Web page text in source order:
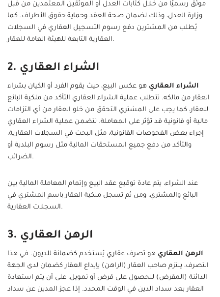
موثق رسميًا من خلال كتابات العدل أو الموثقين المعتمدين من قبل
وزارة العدل، وذلك لضمان صحة العقد وحماية حقوق الأطراف. كما
يُطلب من المشترين دفع رسوم التسجيل العقاري في السجلات
العقارية التابعة للهيئة العامة للعقار.
2. الشراء العقاري
الشراء العقاري هو عكس البيع، حيث يقوم الفرد أو الكيان بشراء
العقار من مالكه. تتطلب عملية الشراء العقاري التأكد من ملكية البائع
للعقار، كما يجب على المشتري التحقق من خلو العقار من أي التزامات
مالية أو قانونية قد تؤثر على المعاملة. تتضمن عملية الشراء العقاري
إجراء بعض الفحوصات القانونية، مثل البحث في السجلات العقارية،
والتأكد من دفع جميع المستحقات المالية مثل رسوم البلدية أو
الضرائب.
عند الشراء، يتم عادة توقيع عقد البيع وإتمام المعاملة المالية بين
البائع والمشتري، ومن ثم تسجل ملكية العقار باسم المشتري في
السجلات العقارية.
3. الرهن العقاري
الرهن العقاري هو تصرف عقاري يُستخدم كضمانة للديون. في هذا
التصرف، يلتزم صاحب العقار (الراهن) بإيداع العقار كضمان لدى الجهة
الدائنة (المقرض) للحصول على قرض أو تمويل، على أن يتم استعادة
العقار بعد سداد الدين في الوقت المحدد. إذا عجز المدين عن سداد